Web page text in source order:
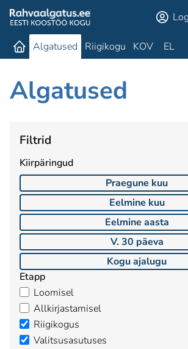
Algatused Riigikogu KOV EL
Algatused
Filtrid
Kiirpäringud
Praegune kuu
Eelmine kuu
Eelmine aasta
V. 30 päeva
Kogu ajalugu
Etapp
Loomisel
Allkirjastamisel
Riigikogus
Valitsusasutuses